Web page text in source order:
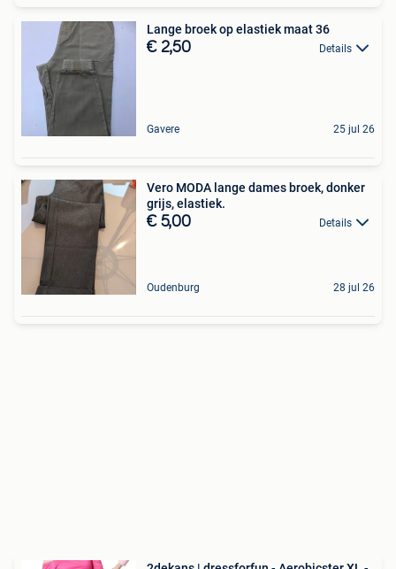
Lange broek op elastiek maat 36
€ 2,50 Details
Gavere 25 jul 26
Vero MODA lange dames broek, donker
grijs, elastiek.
€ 5,00 Details
Oudenburg 28 jul 26